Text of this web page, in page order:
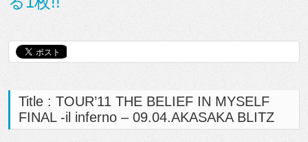
Title : TOUR’11 THE BELIEF IN MYSELF
FINAL -il inferno – 09.04.AKASAKA BLITZ